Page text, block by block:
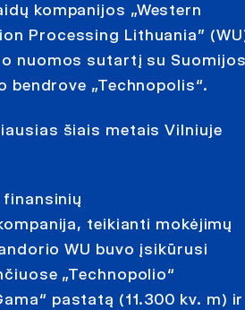
kompanijos „Western
Processing Lithuania”
nuomos sutartį su Suomijos
„Technopolis“.
šiais metais Vilniuje
finansinių
teikianti mokėjimų
WU buvo įsikūrusi
„Technopolio“
pastatą (11.300 kv. m) ir